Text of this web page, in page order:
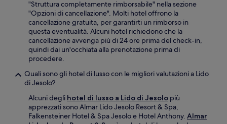
"Struttura completamente rimborsabile" nella sezione
"Opzioni di cancellazione". Molti hotel offrono la
cancellazione gratuita, per garantirti un rimborso in
questa eventualità. Alcuni hotel richiedono che la
cancellazione avvenga più di 24 ore prima del check-in,
quindi dai un'occhiata alla prenotazione prima di
procedere.
Quali sono gli hotel di lusso con le migliori valutazioni a Lido
di Jesolo?
Alcuni degli hotel di lusso a Lido di Jesolo più
apprezzati sono Almar Lido Jesolo Resort & Spa,
Falkensteiner Hotel & Spa Jesolo e Hotel Anthony. Almar